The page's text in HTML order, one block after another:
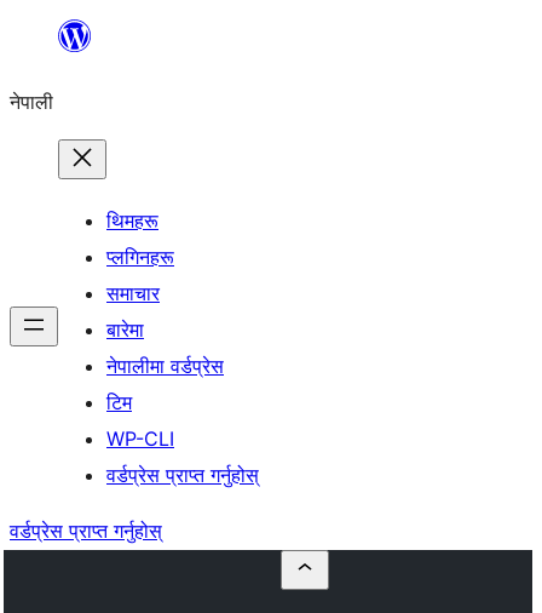
सामग्रीमा
नेपाली
थिमहरू
प्लगिनहरू
समाचार
बारेमा
नेपालीमा वर्डप्रेस
टिम
WP-CLI
वर्डप्रेस प्राप्त गर्नुहोस्
वर्डप्रेस प्राप्त गर्नुहोस्